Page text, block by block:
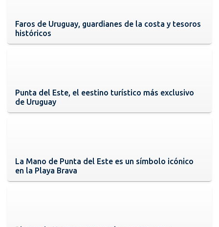
Faros de Uruguay, guardianes de la costa y tesoros
históricos
Punta del Este, el eestino turístico más exclusivo
de Uruguay
La Mano de Punta del Este es un símbolo icónico
en la Playa Brava